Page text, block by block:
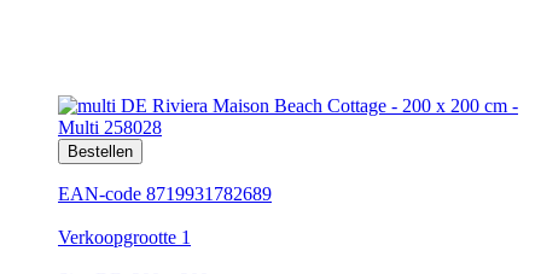
Bestellen
EAN-code 8719931782689
Verkoopgrootte 1